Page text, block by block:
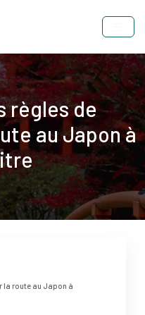
règles de
au Japon à
la route au Japon à